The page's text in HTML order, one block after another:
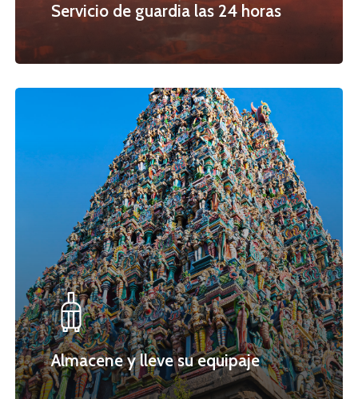
Servicio de guardia las 24 horas
Almacene y lleve su equipaje